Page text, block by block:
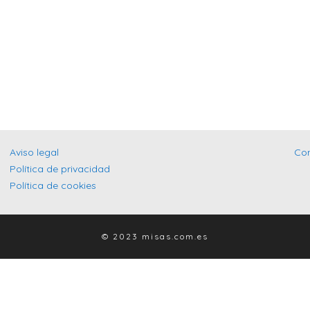
Aviso legal
Política de privacidad
Política de cookies
© 2023 misas.com.es